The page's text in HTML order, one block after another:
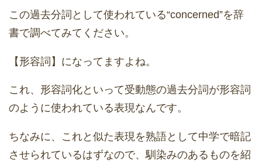
この過去分詞として使われている“concerned”を辞
書で調べてみてください。
【形容詞】になってますよね。
これ、形容詞化といって受動態の過去分詞が形容詞
のように使われている表現なんです。
ちなみに、これと似た表現を熟語として中学で暗記
させられているはずなので、馴染みのあるものを紹